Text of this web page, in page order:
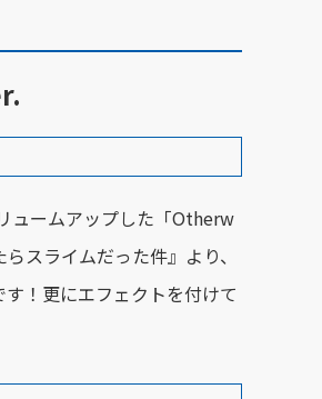
ュームアップした「Otherw
スライムだった件』より、
！更にエフェクトを付けて